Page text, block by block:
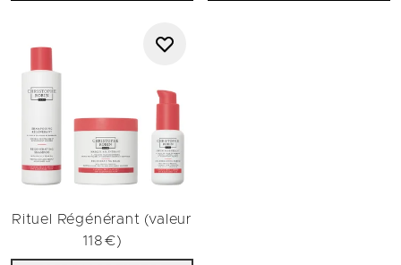
Rituel Régénérant (valeur
118€)